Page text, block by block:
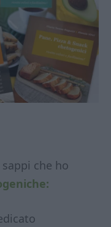
che ho